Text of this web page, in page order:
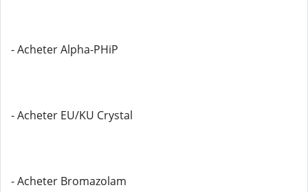
- Acheter Alpha-PHiP
- Acheter EU/KU Crystal
- Acheter Bromazolam